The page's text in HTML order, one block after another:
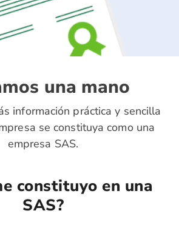
una mano
información práctica y sencilla
se constituya como una
empresa SAS.
constituyo en una
SAS?